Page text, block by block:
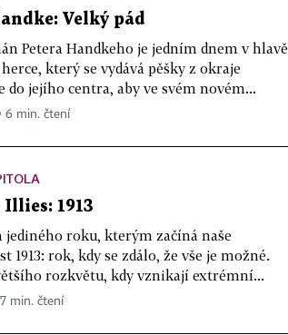
Velký pád
Petera Handkeho je jedním dnem v hlavě
který se vydává pěšky z okraje
do jejího centra, aby ve svém novém...
6 min. čtení
1913
jediného roku, kterým začíná naše
1913: rok, kdy se zdálo, že vše je možné.
rozkvětu, kdy vznikají extrémní...
min. čtení